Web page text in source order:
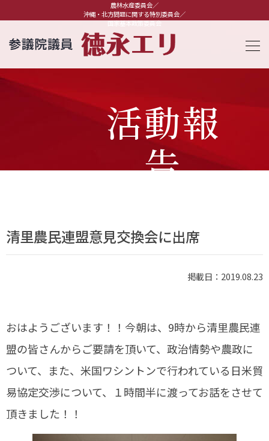
農林水産委員会／
沖縄・北方問題に関する特別委員会／
国家基本政策委員会
活動報
告
清里農民連盟意見交換会に出席
掲載日：2019.08.23
おはようございます！！今朝は、9時から清里農民連
盟の皆さんからご要請を頂いて、政治情勢や農政に
ついて、また、米国ワシントンで行われている日米貿
易協定交渉について、１時間半に渡ってお話をさせて
頂きました！！